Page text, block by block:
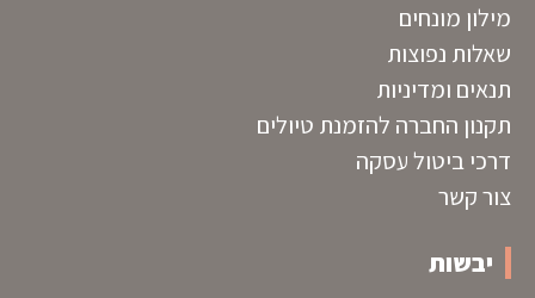
מילון מונחים
שאלות נפוצות
תנאים ומדיניות
תקנון החברה להזמנת טיולים
דרכי ביטול עסקה
צור קשר
יבשות